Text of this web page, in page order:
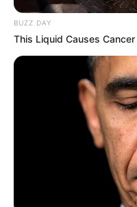
BUZZ DAY
This Liquid Causes